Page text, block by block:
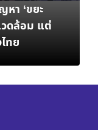
า ‘ขยะ
วดล้อม แต่
ทย